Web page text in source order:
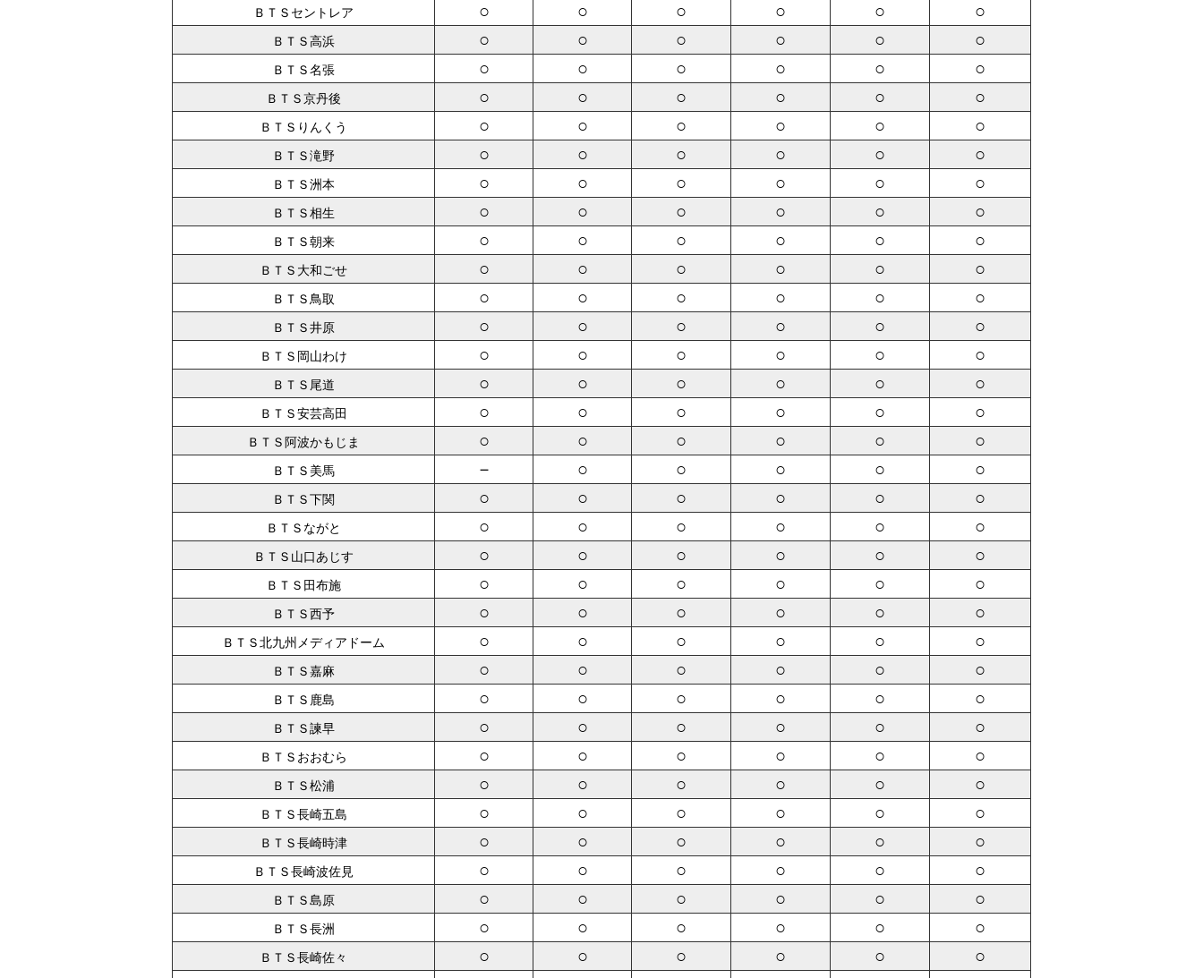
ＢＴＳセントレア ○ ○ ○ ○ ○ ○
ＢＴＳ高浜 ○ ○ ○ ○ ○ ○
ＢＴＳ名張 ○ ○ ○ ○ ○ ○
ＢＴＳ京丹後 ○ ○ ○ ○ ○ ○
ＢＴＳりんくう ○ ○ ○ ○ ○ ○
ＢＴＳ滝野 ○ ○ ○ ○ ○ ○
ＢＴＳ洲本 ○ ○ ○ ○ ○ ○
ＢＴＳ相生 ○ ○ ○ ○ ○ ○
ＢＴＳ朝来 ○ ○ ○ ○ ○ ○
ＢＴＳ大和ごせ ○ ○ ○ ○ ○ ○
ＢＴＳ鳥取 ○ ○ ○ ○ ○ ○
ＢＴＳ井原 ○ ○ ○ ○ ○ ○
ＢＴＳ岡山わけ ○ ○ ○ ○ ○ ○
ＢＴＳ尾道 ○ ○ ○ ○ ○ ○
ＢＴＳ安芸高田 ○ ○ ○ ○ ○ ○
ＢＴＳ阿波かもじま ○ ○ ○ ○ ○ ○
ＢＴＳ美馬 － ○ ○ ○ ○ ○
ＢＴＳ下関 ○ ○ ○ ○ ○ ○
ＢＴＳながと ○ ○ ○ ○ ○ ○
ＢＴＳ山口あじす ○ ○ ○ ○ ○ ○
ＢＴＳ田布施 ○ ○ ○ ○ ○ ○
ＢＴＳ西予 ○ ○ ○ ○ ○ ○
ＢＴＳ北九州メディアドーム ○ ○ ○ ○ ○ ○
ＢＴＳ嘉麻 ○ ○ ○ ○ ○ ○
ＢＴＳ鹿島 ○ ○ ○ ○ ○ ○
ＢＴＳ諫早 ○ ○ ○ ○ ○ ○
ＢＴＳおおむら ○ ○ ○ ○ ○ ○
ＢＴＳ松浦 ○ ○ ○ ○ ○ ○
ＢＴＳ長崎五島 ○ ○ ○ ○ ○ ○
ＢＴＳ長崎時津 ○ ○ ○ ○ ○ ○
ＢＴＳ長崎波佐見 ○ ○ ○ ○ ○ ○
ＢＴＳ島原 ○ ○ ○ ○ ○ ○
ＢＴＳ長洲 ○ ○ ○ ○ ○ ○
ＢＴＳ長崎佐々 ○ ○ ○ ○ ○
○